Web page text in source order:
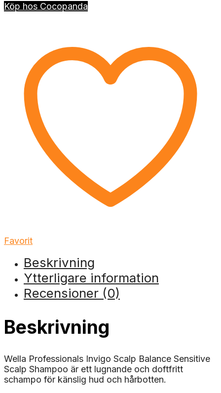
Köp hos Cocopanda
Favorit
Beskrivning
Ytterligare information
Recensioner (0)
Beskrivning
Wella Professionals Invigo Scalp Balance Sensitive
Scalp Shampoo är ett lugnande och doftfritt
schampo för känslig hud och hårbotten.